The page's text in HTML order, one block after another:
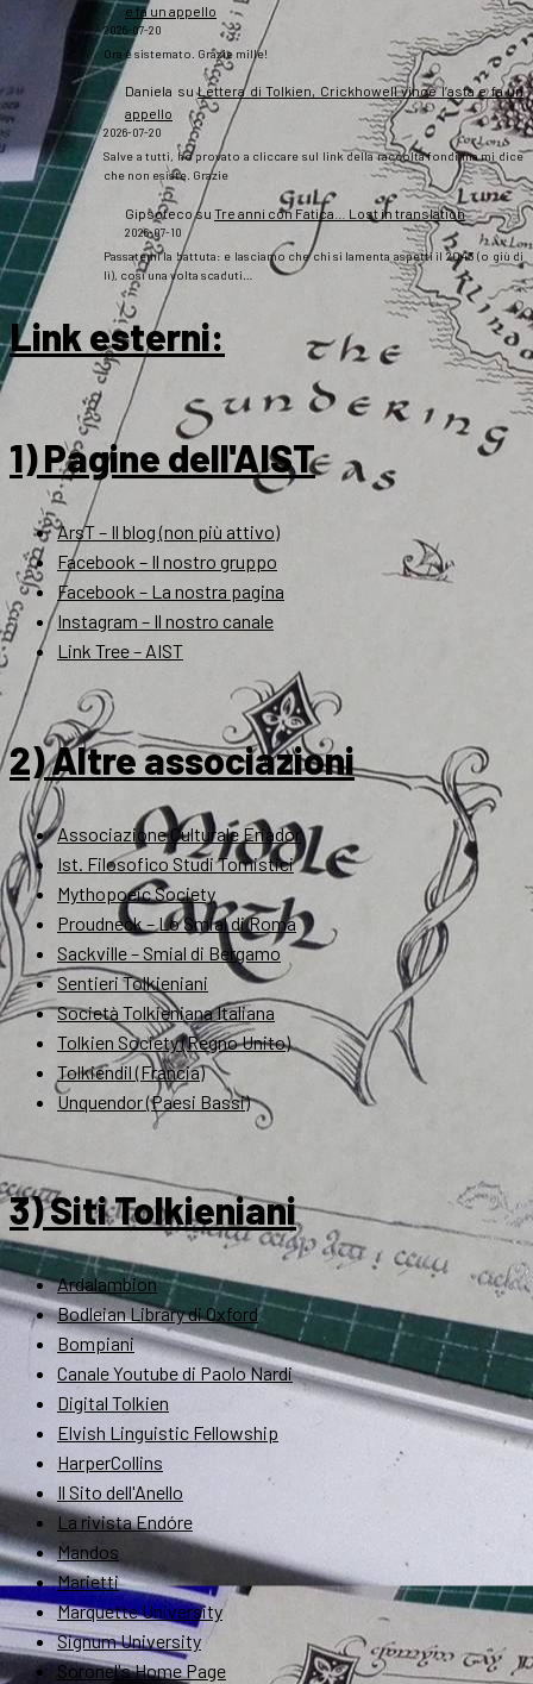
e fa un appello
2026-07-20
Ora è sistemato. Grazie mille!
Daniela suLettera di Tolkien, Crickhowell vince l’asta e fa un
appello
2026-07-20
Salve a tutti, ho provato a cliccare sul link della raccolta fondi ma mi dice
che non esiste. Grazie
Gipsotecosu Tre anni con Fatica… Lost in translation
2026-07-10
Passatemi la battuta: e lasciamo che chi si lamenta aspetti il 2043 (o giù di
lì), così una volta scaduti…
Link esterni:
1) Pagine dell'AIST
ArsT – Il blog (non più attivo)
Facebook – Il nostro gruppo
Facebook – La nostra pagina
Instagram – Il nostro canale
Link Tree – AIST
2) Altre associazioni
Associazione Culturale Eriador
Ist. Filosofico Studi Tomistici
Mythopoeic Society
Proudneck – Lo Smial di Roma
Sackville – Smial di Bergamo
Sentieri Tolkieniani
Società Tolkieniana Italiana
Tolkien Society (Regno Unito)
Tolkiendil (Francia)
Unquendor (Paesi Bassi)
3) Siti Tolkieniani
Ardalambion
Bodleian Library di Oxford
Bompiani
Canale Youtube di Paolo Nardi
Digital Tolkien
Elvish Linguistic Fellowship
HarperCollins
Il Sito dell'Anello
La rivista Endóre
Mandos
Marietti
Marquette University
Signum University
Soronel's Home Page